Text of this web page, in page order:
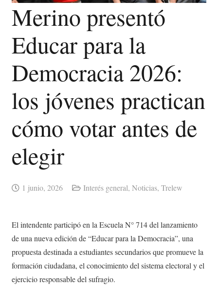
Merino presentó
Educar para la
Democracia 2026:
los jóvenes practican
cómo votar antes de
elegir
1 junio, 2026 Interés general, Noticias, Trelew
El intendente participó en la Escuela N° 714 del lanzamiento
de una nueva edición de “Educar para la Democracia”, una
propuesta destinada a estudiantes secundarios que promueve la
formación ciudadana, el conocimiento del sistema electoral y el
ejercicio responsable del sufragio.